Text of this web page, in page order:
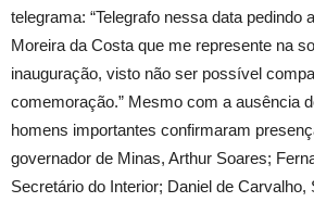
telegrama: “Telegrafo nessa data pedindo
Moreira da Costa que me represente na
inauguração, visto não ser possível
comemoração.” Mesmo com a ausência
homens importantes confirmaram
governador de Minas, Arthur Soares;
Secretário do Interior; Daniel de Carvalho,